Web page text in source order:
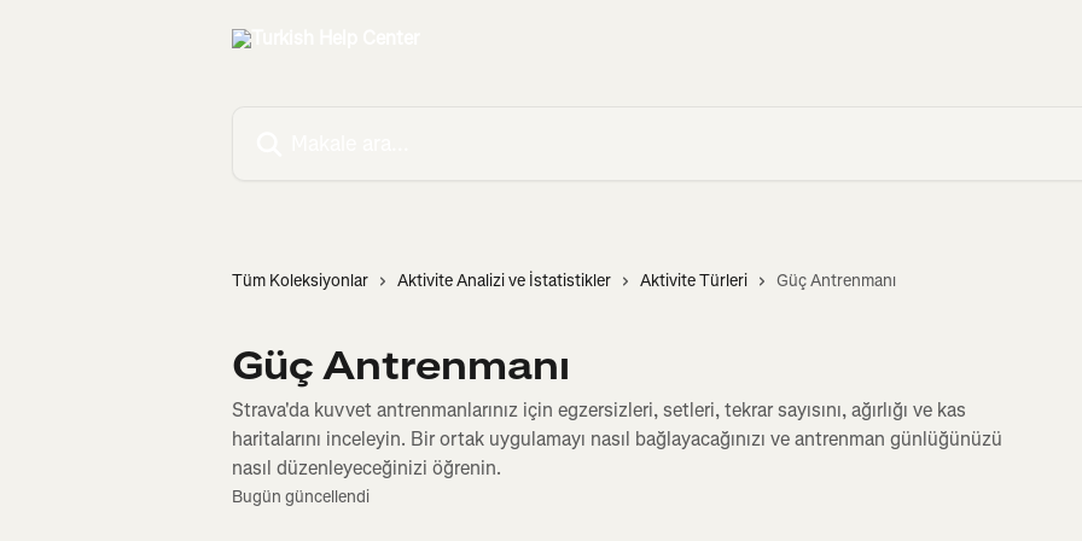
Tüm Koleksiyonlar Aktivite Analizi ve İstatistikler Aktivite Türleri Güç Antrenmanı
Güç Antrenmanı
Strava'da kuvvet antrenmanlarınız için egzersizleri, setleri, tekrar sayısını, ağırlığı ve kas
haritalarını inceleyin. Bir ortak uygulamayı nasıl bağlayacağınızı ve antrenman günlüğünüzü
nasıl düzenleyeceğinizi öğrenin.
Bugün güncellendi